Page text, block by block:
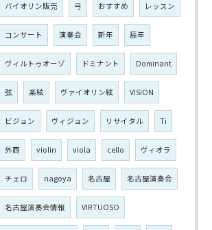
バイオリン販売 弓 おすすめ レッスン
コンサート 演奏会 新年 辰年
ヴィルトゥオーゾ ドミナント Dominant
弦 楽絃 ヴァイオリン絃 VISION
ビジョン ヴィジョン リサイタル Ti
外商 violin viola cello ヴィオラ
チェロ nagoya 名古屋 名古屋演奏会
名古屋演奏会情報 VIRTUOSO